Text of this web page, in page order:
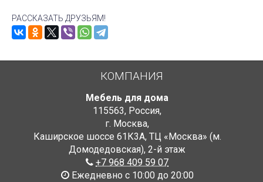
РАССКАЗАТЬ ДРУЗЬЯМ!
КОМПАНИЯ
Мебель для дома
115563, Россия,
г. Москва,
Каширское шоссе 61К3А, ТЦ «Москва» (м.
Домодедовская), 2-й этаж
+7 968 409 59 07
Ежедневно с 10:00 до 20:00